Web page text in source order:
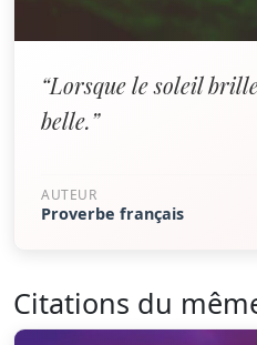
“Lorsque le soleil
belle.”
AUTEUR
Proverbe français
Citations du